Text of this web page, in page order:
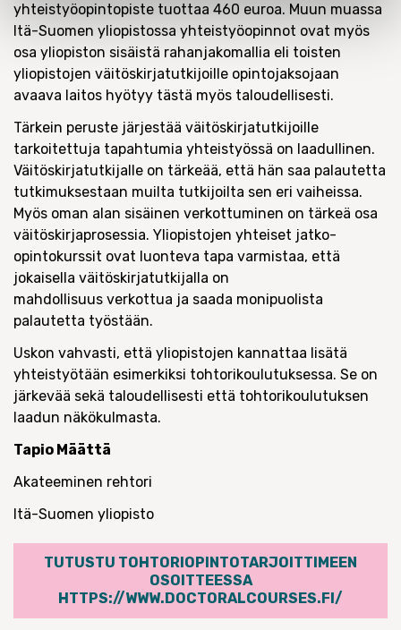
yhteistyöopintopiste tuottaa 460 euroa. Muun muassa
Itä-Suomen yliopistossa yhteistyöopinnot ovat myös
osa yliopiston sisäistä rahanjakomallia eli toisten
yliopistojen väitöskirjatutkijoille opintojaksojaan
avaava laitos hyötyy tästä myös taloudellisesti.
Tärkein peruste järjestää väitöskirjatutkijoille
tarkoitettuja tapahtumia yhteistyössä on laadullinen.
Väitöskirjatutkijalle on tärkeää, että hän saa palautetta
tutkimuksestaan muilta tutkijoilta sen eri vaiheissa.
Myös oman alan sisäinen verkottuminen on tärkeä osa
väitöskirjaprosessia. Yliopistojen yhteiset jatko-
opintokurssit ovat luonteva tapa varmistaa, että
jokaisella väitöskirjatutkijalla on
mahdollisuus verkottua ja saada monipuolista
palautetta työstään.
Uskon vahvasti, että yliopistojen kannattaa lisätä
yhteistyötään esimerkiksi tohtorikoulutuksessa. Se on
järkevää sekä taloudellisesti että tohtorikoulutuksen
laadun näkökulmasta.
Tapio Määttä
Akateeminen rehtori
Itä-Suomen yliopisto
TUTUSTU TOHTORIOPINTOTARJOITTIMEEN
OSOITTEESSA
HTTPS://WWW.DOCTORALCOURSES.FI/